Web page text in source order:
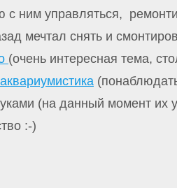
с ним управляться,
мечтал снять и
(очень интересная тема,
аквариумистика
(на данный момент их
:-)